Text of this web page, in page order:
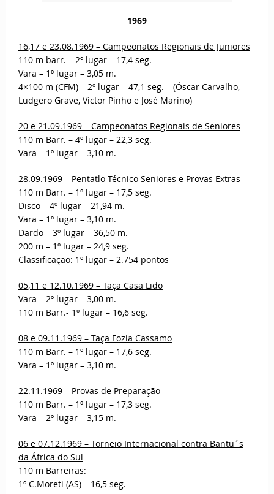
1969
16,17 e 23.08.1969 – Campeonatos Regionais de Juniores
110 m barr. – 2º lugar – 17,4 seg.
Vara – 1º lugar – 3,05 m.
4×100 m (CFM) – 2º lugar – 47,1 seg. – (Óscar Carvalho,
Ludgero Grave, Victor Pinho e José Marino)
20 e 21.09.1969 – Campeonatos Regionais de Seniores
110 m Barr. – 4º lugar – 22,3 seg.
Vara – 1º lugar – 3,10 m.
28.09.1969 – Pentatlo Técnico Seniores e Provas Extras
110 m Barr. – 1º lugar – 17,5 seg.
Disco – 4º lugar – 21,94 m.
Vara – 1º lugar – 3,10 m.
Dardo – 3º lugar – 36,50 m.
200 m – 1º lugar – 24,9 seg.
Classificação: 1º lugar – 2.754 pontos
05,11 e 12.10.1969 – Taça Casa Lido
Vara – 2º lugar – 3,00 m.
110 m Barr.- 1º lugar – 16,6 seg.
08 e 09.11.1969 – Taça Fozia Cassamo
110 m Barr. – 1º lugar – 17,6 seg.
Vara – 1º lugar – 3,10 m.
22.11.1969 – Provas de Preparação
110 m Barr. – 1º lugar – 17,3 seg.
Vara – 2º lugar – 3,15 m.
06 e 07.12.1969 – Torneio Internacional contra Bantu´s
da África do Sul
110 m Barreiras:
1º C.Moreti (AS) – 16,5 seg.